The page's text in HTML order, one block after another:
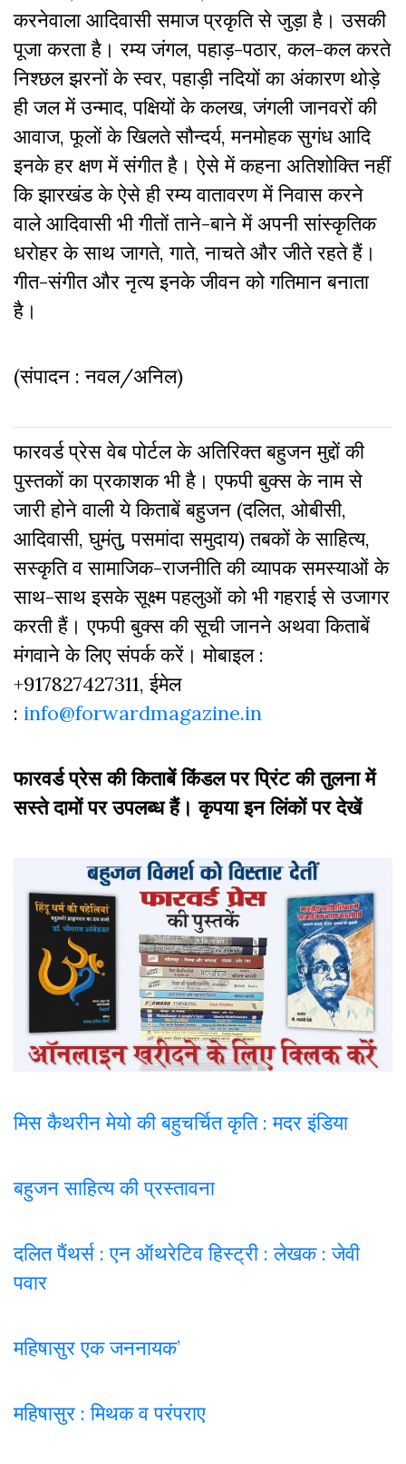
करनेवाला आदिवासी समाज प्रकृति से जुड़ा है। उसकी
पूजा करता है। रम्य जंगल,पहाड़-पठार,कल-कल करते
निश्छल झरनों के स्वर,पहाड़ी नदियों का अंकारण थोड़े
ही जल में उन्माद,पक्षियों के कलख,जंगली जानवरों की
आवाज,फूलों के खिलते सौन्दर्य,मनमोहक सुगंध आदि
इनके हर क्षण में संगीत है। ऐसे में कहना अतिशोक्ति नहीं
कि झारखंड के ऐसे ही रम्य वातावरण में निवास करने
वाले आदिवासी भी गीतों ताने-बाने में अपनी सांस्कृतिक
धरोहर के साथ जागते,गाते,नाचते और जीते रहते हैं।
गीत-संगीत और नृत्य इनके जीवन को गतिमान बनाता
है ।
(संपादन : नवल/अनिल)
फारवर्ड प्रेस वेब पोर्टल के अतिरिक्‍त बहुजन मुद्दों की
पुस्‍तकों का प्रकाशक भी है। एफपी बुक्‍स के नाम से
जारी होने वाली ये किताबें बहुजन (दलित, ओबीसी,
आदिवासी, घुमंतु, पसमांदा समुदाय) तबकों के साहित्‍य,
सस्‍क‍ृति व सामाजिक-राजनीति की व्‍यापक समस्‍याओं के
साथ-साथ इसके सूक्ष्म पहलुओं को भी गहराई से उजागर
करती हैं। एफपी बुक्‍स की सूची जानने अथवा किताबें
मंगवाने के लिए संपर्क करें। मोबाइल :
+917827427311, ईमेल
: info@forwardmagazine.in
फारवर्ड प्रेस की किताबें किंडल पर प्रिंट की तुलना में
सस्ते दामों पर उपलब्ध हैं। कृपया इन लिंकों पर देखें
मिस कैथरीन मेयो की बहुचर्चित कृति : मदर इंडिया
बहुजन साहित्य की प्रस्तावना
दलित पैंथर्स : एन ऑथरेटिव हिस्ट्री : लेखक : जेवी
पवार
महिषासुर एक जननायक’
महिषासुर : मिथक व परंपराए